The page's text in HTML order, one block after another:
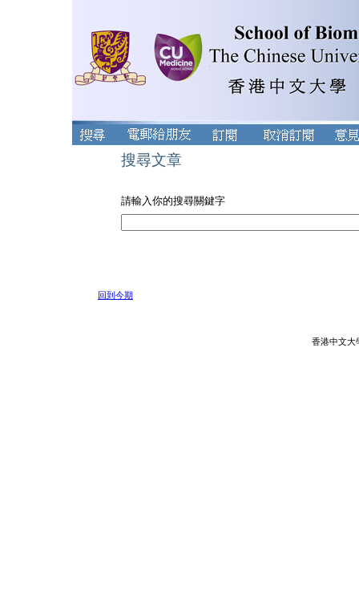
搜尋文章
請輸入你的搜尋關鍵字
回到今期
香港中文大